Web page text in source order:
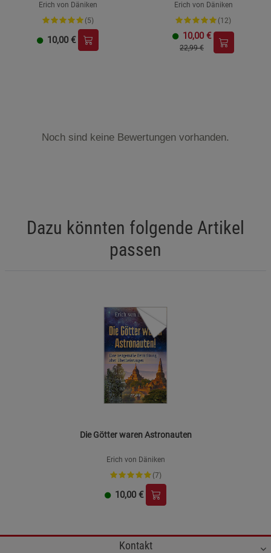
Erich von Däniken
(5)
10,00 €
Erich von Däniken
(12)
10,00 €
22,99 €
Noch sind keine Bewertungen vorhanden.
Dazu könnten folgende Artikel
passen
Die Götter waren Astronauten
Erich von Däniken
(7)
10,00 €
Kontakt